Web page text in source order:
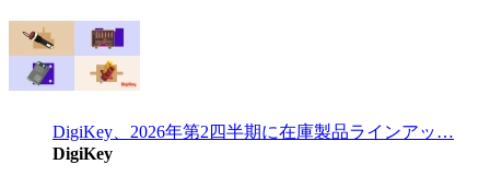
DigiKey、2026年第2四半期に在庫製品ラインアッ…
DigiKey